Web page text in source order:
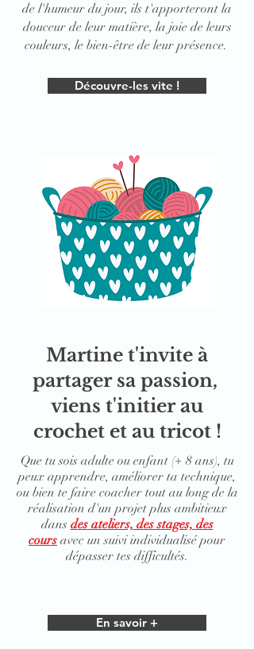
de l'humeur du jour, ils t'apporteront la
douceur de leur matière, la joie de leurs
couleurs, le bien-être de leur présence.
Découvre-les vite !
Martine t'invite à
partager sa passion, ​
viens t'initier au
crochet et au tricot !
Que tu sois adulte ou enfant (+ 8 ans), tu
peux apprendre, améliorer ta technique,
ou bien te faire coacher tout au long de la
réalisation d'un projet plus ambitieux
dans des ateliers, des stages, des
cours avec un suivi individualisé pour
dépasser tes difficultés.
En savoir +